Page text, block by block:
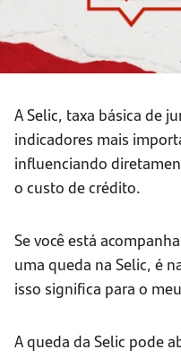
A Selic, taxa básica de
indicadores mais
influenciando
o custo de crédito.
Se você está
uma queda na Selic, é
isso significa para o
A queda da Selic pode